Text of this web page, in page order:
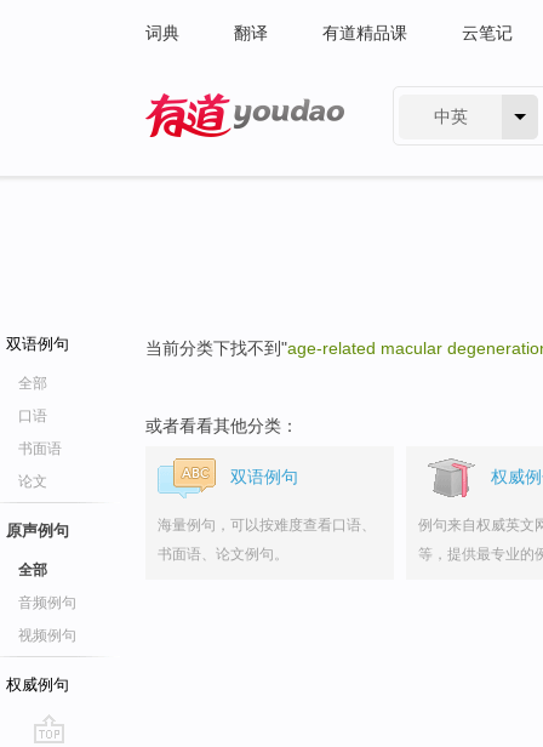
词典 翻译 有道精品课 云笔记
中英
双语例句
全部
口语
书面语
论文
原声例句
全部
音频例句
视频例句
权威例句
当前分类下找不到"age-related macular
或者看看其他分类：
双语例句
海量例句，可以按难度查看口语、
书面语、论文例句。
权威
例句来自权威英文
等，提供最专业的